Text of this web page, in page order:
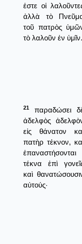
ἐστε οἱ
ἀλλὰ τὸ
τοῦ πατρὸς
τὸ λαλοῦν ἐν ὑμῖν.
21
παραδώσει
ἀδελφὸς
εἰς θάνατον
πατὴρ τέκνον,
ἐπαναστήσονται
τέκνα ἐπὶ
καὶ
αὐτούς·